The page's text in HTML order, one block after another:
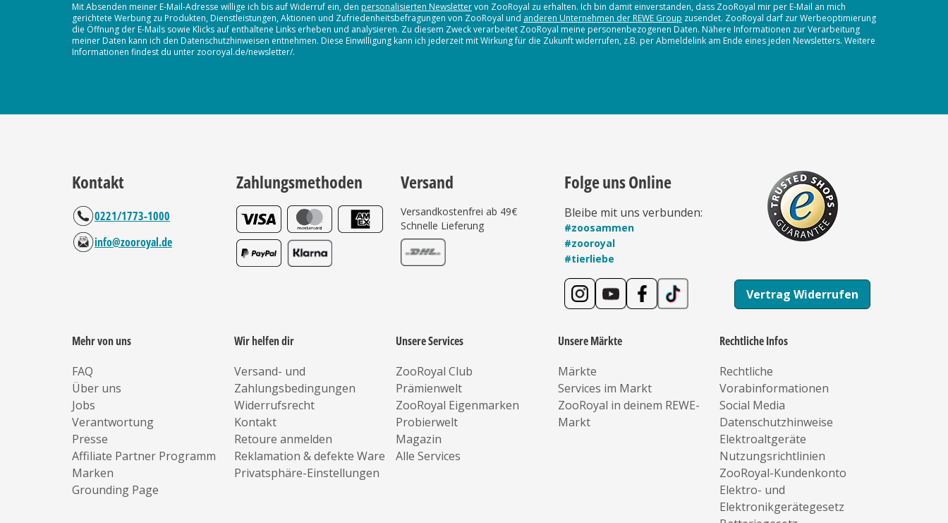
Mit Absenden meiner E-Mail-Adresse willige ich bis auf Widerruf ein, den personalisierten Newslettervon ZooRoyal zu erhalten. Ich bin damit einverstanden, dass ZooRoyal mir per E-Mail an mich
gerichtete Werbung zu Produkten, Dienstleistungen, Aktionen und Zufriedenheitsbefragungen von ZooRoyal und anderen Unternehmen der REWE Group zusendet. ZooRoyal darf zur Werbeoptimierung
die Öffnung der E-Mails sowie Klicks auf enthaltene Links erheben und analysieren. Zu diesem Zweck verarbeitet ZooRoyal meine personenbezogenen Daten. Nähere Informationen zur Verarbeitung
meiner Daten kann ich den Datenschutzhinweisen entnehmen. Diese Einwilligung kann ich jederzeit mit Wirkung für die Zukunft widerrufen, z.B. per Abmeldelink am Ende eines jeden Newsletters. Weitere
Informationen findest du unter zooroyal.de/newsletter/.
Kontakt
0221/1773-1000
info@zooroyal.de
Zahlungsmethoden Versand
Versandkostenfrei ab 49€
Schnelle Lieferung
Folge uns Online
Bleibe mit uns verbunden:
#zoosammen
#zooroyal
#tierliebe
Vertrag Widerrufen
Mehr von uns
FAQ
Über uns
Jobs
Verantwortung
Presse
Affiliate Partner Programm
Marken
Grounding Page
Wir helfen dir
Versand- und
Zahlungsbedingungen
Widerrufsrecht
Kontakt
Retoure anmelden
Reklamation & defekte Ware
Privatsphäre-Einstellungen
Unsere Services
ZooRoyal Club
Prämienwelt
ZooRoyal Eigenmarken
Probierwelt
Magazin
Alle Services
Unsere Märkte
Märkte
Services im Markt
ZooRoyal in deinem REWE-
Markt
Rechtliche Infos
Rechtliche
Vorabinformationen
Social Media
Datenschutzhinweise
Elektroaltgeräte
Nutzungsrichtlinien
ZooRoyal-Kundenkonto
Elektro- und
Elektronikgerätegesetz